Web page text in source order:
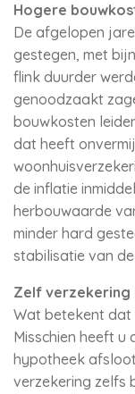
Hogere
De afgelopen
gestegen, met
flink duurder
genoodzaakt
bouwkosten
dat heeft
de inflatie
herbouwaarde
minder hard
stabilisatie van
Zelf verzekering
Wat betekent dat
Misschien heeft u
hypotheek
verzekering zelfs